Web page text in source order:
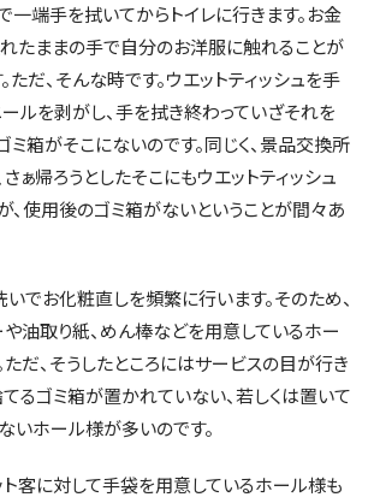
一端手を拭いてからトイレに行きます。お金
れたままの手で自分のお洋服に触れることが
ただ、そんな時です。ウエットティッシュを手
ルを剥がし、手を拭き終わっていざそれを
ミ箱がそこにないのです。同じく、景品交換所
ぁ帰ろうとしたそこにもウエットティッシュ
、使用後のゴミ箱がないということが間々あ
でお化粧直しを頻繁に行います。そのため、
油取り紙、めん棒などを用意しているホー
だ、そうしたところにはサービスの目が行き
るゴミ箱が置かれていない、若しくは置いて
いホール様が多いのです。
ト客に対して手袋を用意しているホール様も